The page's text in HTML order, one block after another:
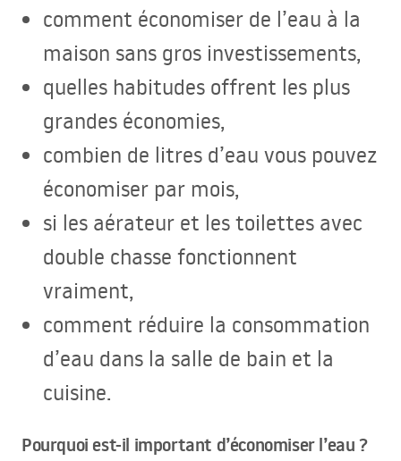
comment économiser de l’eau à la
maison sans gros investissements,
quelles habitudes offrent les plus
grandes économies,
combien de litres d’eau vous pouvez
économiser par mois,
si les aérateur et les toilettes avec
double chasse fonctionnent
vraiment,
comment réduire la consommation
d’eau dans la salle de bain et la
cuisine.
Pourquoi est-il important d’économiser l’eau ?